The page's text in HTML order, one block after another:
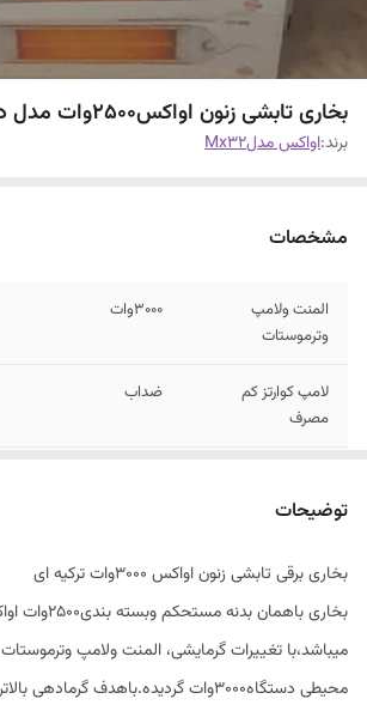
بخاری تابشی زنون اواکس۲۵۰۰وات مدل دیواری ترکیه۱متری
برند:اواکس مدلMx32
مشخصات
المنت ولامپ
وترموستات
۳۰۰۰وات
لامپ کوارتز کم
مصرف
ضداب
توضیحات
بخاری برقی تابشی زنون اواکس ۳۰۰۰وات ترکیه ای
بخاری باهمان بدنه مستحکم وبسته بندی۲۵۰۰وات اواکس
میباشد،با تغییرات گرمایشی، المنت ولامپ وترموستات
محیطی دستگاه۳۰۰۰وات گردیده.باهدف گرمادهی بالاتر